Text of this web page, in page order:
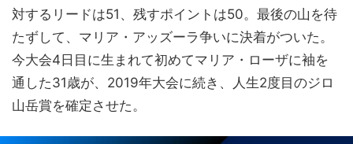
対するリードは51、残すポイントは50。最後の山を待
たずして、マリア・アッズーラ争いに決着がついた。
今大会4日目に生まれて初めてマリア・ローザに袖を
通した31歳が、2019年大会に続き、人生2度目のジロ
山岳賞を確定させた。